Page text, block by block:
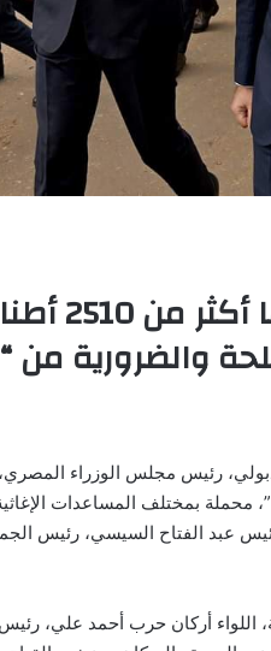
190
والضرورية
رئيس مجلس الوزراء
محملة بمختلف المساعدات
عبد الفتاح السيسي، رئيس
اللواء أركان حرب أحمد علي،